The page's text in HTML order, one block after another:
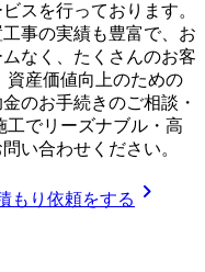
スを行っております。
事の実績も豊富で、お
なく、たくさんのお客
資産価値向上のための
のお手続きのご相談・
工でリーズナブル・高
い合わせください。
もり依頼をする chevron_right